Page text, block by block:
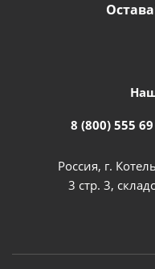
8 (800) 555
Россия, г.
3 стр. 3,